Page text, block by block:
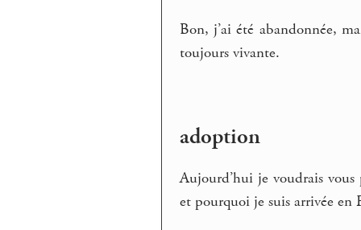
Bon, j’ai été abandonnée,
toujours vivante.
adoption
Aujourd’hui je voudrais
et pourquoi je suis arrivée en